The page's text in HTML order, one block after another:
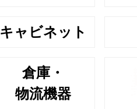
キャビネット
倉庫・
物流機器